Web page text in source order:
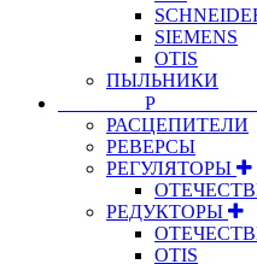
SIEMENS
OTIS
ПЫЛЬНИКИ
⠀⠀⠀⠀⠀⠀Р⠀⠀⠀⠀⠀⠀⠀
РАСЦЕПИТЕЛИ
РЕВЕРСЫ
РЕГУЛЯТОРЫ
РЕДУКТОРЫ
OTIS